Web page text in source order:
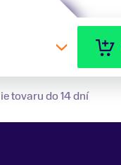
tovaru do 14 dní